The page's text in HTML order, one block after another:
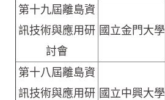
第十九屆離島資
訊技術與應用研
討會
國立金門大學
第十八屆離島資
訊技術與應用研 國立中興大學